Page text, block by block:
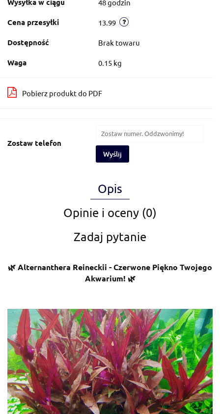
48 godzin
Cena przesyłki 13.99
Dostępność Brak towaru
Waga 0.15 kg
Pobierz produkt do PDF
Zostaw telefon
Wyślij
Opis
Opinie i oceny (0)
Zadaj pytanie
🌿 Alternanthera Reineckii - Czerwone Piękno Twojego
Akwarium! 🌿